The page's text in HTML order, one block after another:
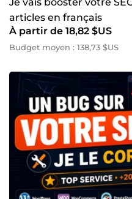
Je vais booster votre
articles en français
À partir de 18,82 $US
Budget moyen : 138,73 $US